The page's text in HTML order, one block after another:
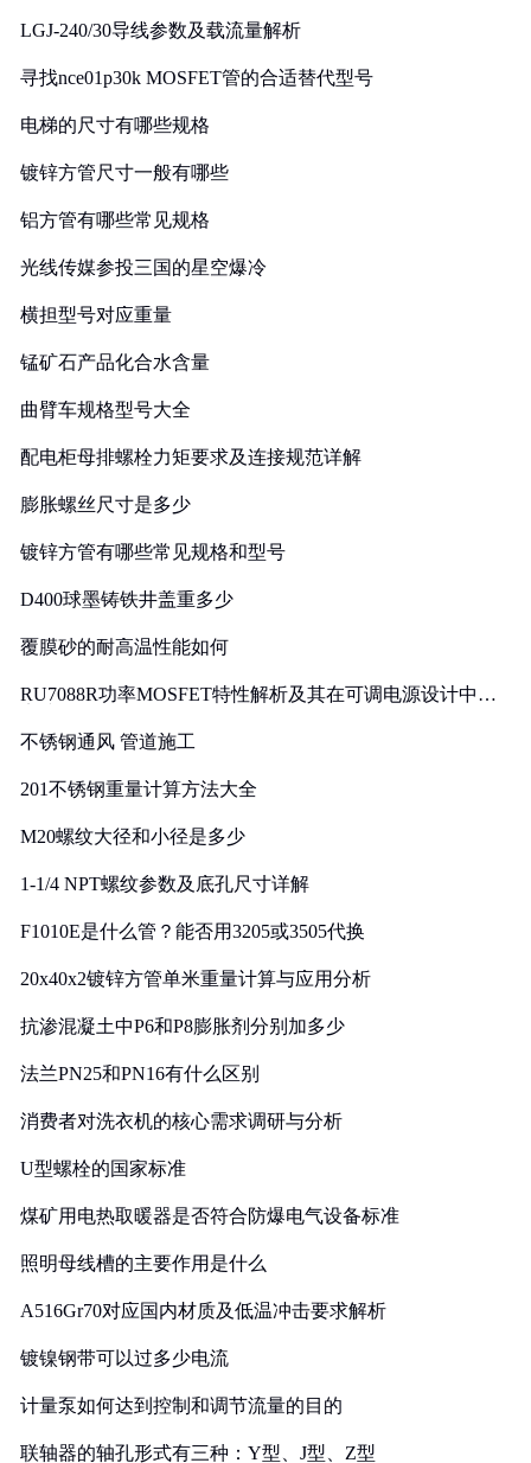
LGJ-240/30导线参数及载流量解析
寻找nce01p30k MOSFET管的合适替代型号
电梯的尺寸有哪些规格
镀锌方管尺寸一般有哪些
铝方管有哪些常见规格
光线传媒参投三国的星空爆冷
横担型号对应重量
锰矿石产品化合水含量
曲臂车规格型号大全
配电柜母排螺栓力矩要求及连接规范详解
膨胀螺丝尺寸是多少
镀锌方管有哪些常见规格和型号
D400球墨铸铁井盖重多少
覆膜砂的耐高温性能如何
RU7088R功率MOSFET特性解析及其在可调电源设计中的
不锈钢通风 管道施工
201不锈钢重量计算方法大全
M20螺纹大径和小径是多少
1-1/4 NPT螺纹参数及底孔尺寸详解
F1010E是什么管？能否用3205或3505代换
20x40x2镀锌方管单米重量计算与应用分析
抗渗混凝土中P6和P8膨胀剂分别加多少
法兰PN25和PN16有什么区别
消费者对洗衣机的核心需求调研与分析
U型螺栓的国家标准
煤矿用电热取暖器是否符合防爆电气设备标准
照明母线槽的主要作用是什么
A516Gr70对应国内材质及低温冲击要求解析
镀镍钢带可以过多少电流
计量泵如何达到控制和调节流量的目的
联轴器的轴孔形式有三种：Y型、J型、Z型